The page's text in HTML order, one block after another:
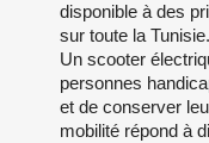
disponible à des
sur toute la Tunisie.
Un scooter
personnes
et de conserver
mobilité répond à